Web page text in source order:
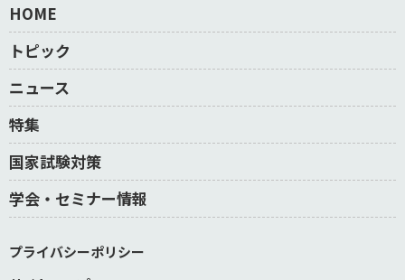
HOME
トピック
ニュース
特集
国家試験対策
学会・セミナー情報
プライバシーポリシー